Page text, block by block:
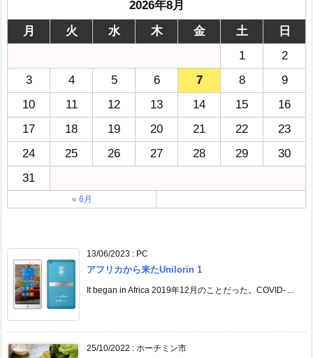
2026年8月
月
火 水 木 金 土
日
1
2
3
4 5 6 7 8
9
10
11 12 13 14 15
16
17
18 19 20 21 22
23
24
25 26 27 28 29
30
31
« 6月
13/06/2023 : PC
アフリカから来たUnilorin 1
It began in Africa 2019年12月のことだった。COVID- ...
25/10/2022 : ホーチミン市